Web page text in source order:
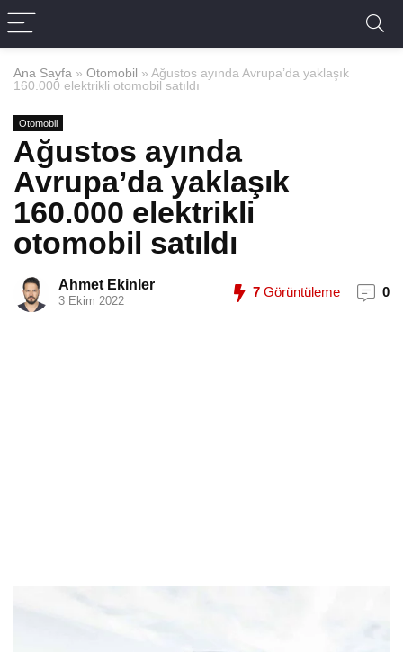
Ana Sayfa » Otomobil » Ağustos ayında Avrupa’da yaklaşık
160.000 elektrikli otomobil satıldı
Otomobil
Ağustos ayında
Avrupa’da yaklaşık
160.000 elektrikli
otomobil satıldı
Ahmet Ekinler
3 Ekim 2022
7 Görüntüleme 0